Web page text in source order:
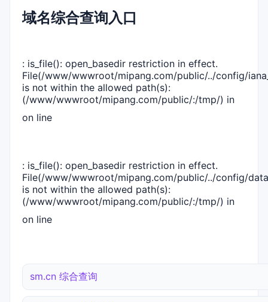
域名综合查询入口
: is_file(): open_basedir restriction in effect.
File(/www/wwwroot/mipang.com/public/../config/
is not within the allowed path(s):
(/www/wwwroot/mipang.com/public/:/tmp/) in
on line
: is_file(): open_basedir restriction in effect.
File(/www/wwwroot/mipang.com/public/../config/
is not within the allowed path(s):
(/www/wwwroot/mipang.com/public/:/tmp/) in
on line
sm.cn 综合查询